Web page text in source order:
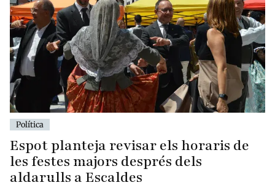
Política
Espot planteja revisar els horaris de
les festes majors després dels
aldarulls a Escaldes